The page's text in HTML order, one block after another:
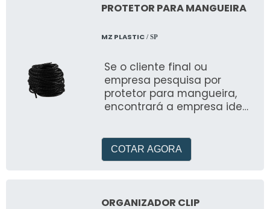
PROTETOR PARA MANGUEIRA
MZ PLASTIC/ SP
Se o cliente final ou
empresa pesquisa por
protetor para mangueira,
encontrará a empresa ideal
COTAR AGORA
ORGANIZADOR CLIP